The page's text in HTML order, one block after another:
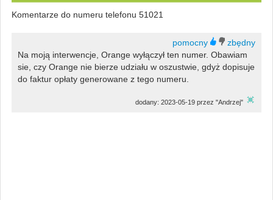
Komentarze do numeru telefonu 51021
Na moją interwencje, Orange wyłączył ten numer. Obawiam
sie, czy Orange nie bierze udziału w oszustwie, gdyż dopisuje
do faktur opłaty generowane z tego numeru.
dodany: 2023-05-19 przez "Andrzej"